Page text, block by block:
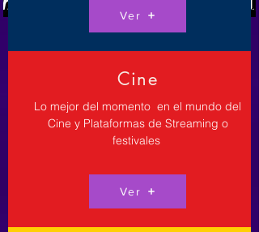
Ver
Cine
Lo mejor del momento en el mundo del
Cine y Plataformas de Streaming o
festivales
Ver